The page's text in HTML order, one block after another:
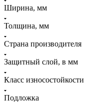
Ширина, мм
Толщина, мм
Страна производителя
Защитный слой, в мм
Класс износостойкости
Подложка